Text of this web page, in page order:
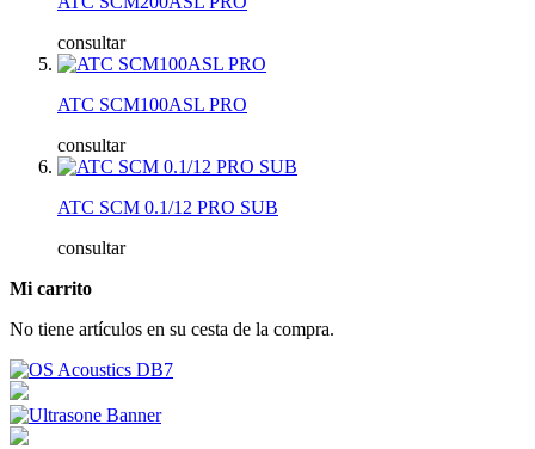
consultar
ATC SCM100ASL PRO
consultar
ATC SCM 0.1/12 PRO SUB
consultar
Mi carrito
No tiene artículos en su cesta de la compra.